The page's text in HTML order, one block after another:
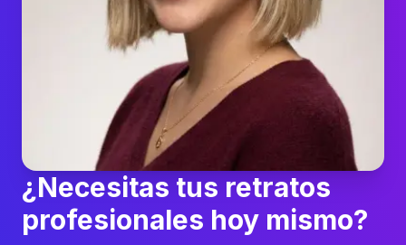
¿Necesitas tus retratos
profesionales hoy mismo?